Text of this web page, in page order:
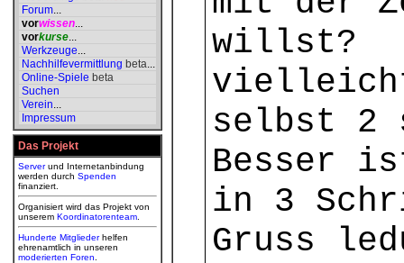
Forum...
vorwissen...
vorkurse...
Werkzeuge...
Nachhilfevermittlung beta...
Online-Spiele beta
Suchen
Verein...
Impressum
Das Projekt
Serverund Internetanbindung
werden durch Spenden
finanziert.
Organisiert wird das Projekt von
unserem Koordinatorenteam
Hunderte Mitgliederhelfen
ehrenamtlich in unseren
moderierten Foren
willst?
selbst 2
Besser
in 3
Gruss